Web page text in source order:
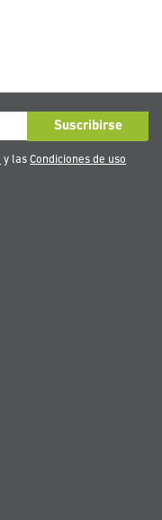
Suscribirse
y lasCondiciones de uso